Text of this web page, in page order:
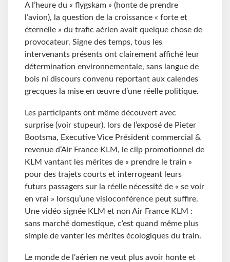
A l’heure du « flygskam » (honte de prendre
l’avion), la question de la croissance « forte et
éternelle » du trafic aérien avait quelque chose de
provocateur. Signe des temps, tous les
intervenants présents ont clairement affiché leur
détermination environnementale, sans langue de
bois ni discours convenu reportant aux calendes
grecques la mise en œuvre d’une réelle politique.
Les participants ont même découvert avec
surprise (voir stupeur), lors de l’exposé de Pieter
Bootsma, Executive Vice Président commercial &
revenue d’Air France KLM, le clip promotionnel de
KLM vantant les mérites de « prendre le train »
pour des trajets courts et interrogeant leurs
futurs passagers sur la réelle nécessité de « se voir
en vrai » lorsqu’une visioconférence peut suffire.
Une vidéo signée KLM et non Air France KLM :
sans marché domestique, c’est quand même plus
simple de vanter les mérites écologiques du train.
Le monde de l’aérien ne veut plus avoir honte et